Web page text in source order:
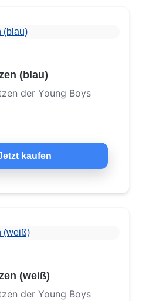
(blau)
der Young Boys
kaufen
(weiß)
der Young Boys